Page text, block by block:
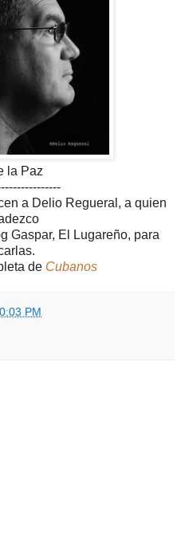
la Paz
a Delio Regueral, a quien
Gaspar, El Lugareño, para
de Cubanos
PM